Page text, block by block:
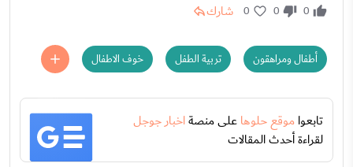
0
0
0 شارك
أطفال ومراهقون تربية الطفل خوف الاطفال
تابعواموقع حلوهاعلى منصةاخبار جوجل
لقراءة أحدث المقالات